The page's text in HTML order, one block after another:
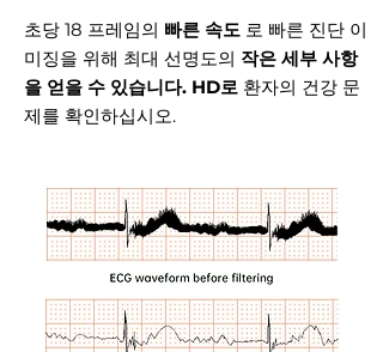
초당 18 프레임의 빠른 속도 로 빠른 진단 이
미징을 위해 최대 선명도의 작은 세부 사항
을 얻을 수 있습니다. HD로 환자의 건강 문
제를 확인하십시오.